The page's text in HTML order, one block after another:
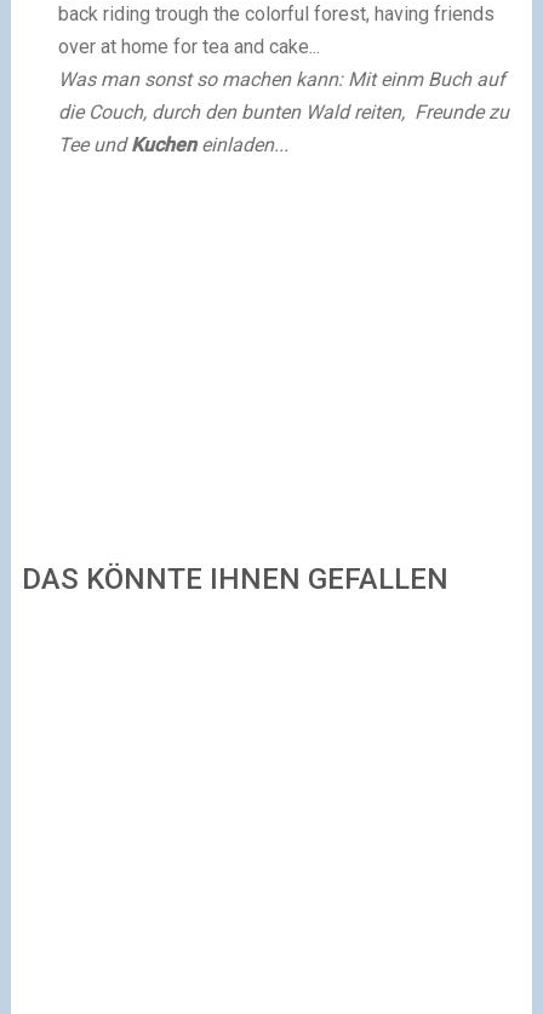
back riding trough the colorful forest, having friends
over at home for tea and cake...
Was man sonst so machen kann: Mit einm Buch auf
die Couch, durch den bunten Wald reiten, Freunde zu
Tee undKucheneinladen...
DAS KÖNNTE IHNEN GEFALLEN